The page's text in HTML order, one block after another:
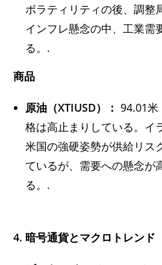
ボラティリティの後、調整
インフレ懸念の中、工業需
る。.
商品
原油（XTIUSD）： 94.01米
格は高止まりしている。イ
米国の強硬姿勢が供給リス
ているが、需要への懸念が
る。.
4. 暗号通貨とマクロトレンド